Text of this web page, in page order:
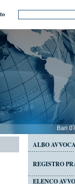
Bari
ALBO
REGISTRO
ELENCO